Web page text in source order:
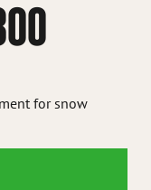
for snow